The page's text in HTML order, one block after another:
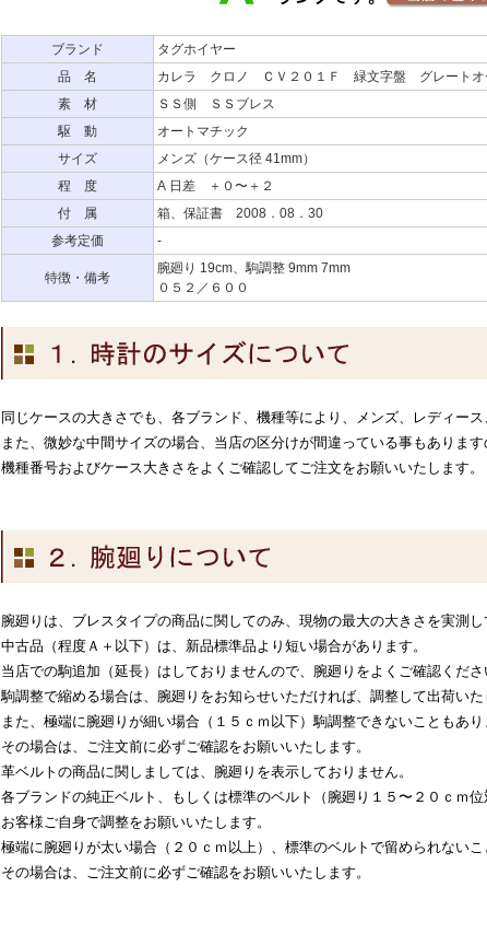
ブランド
タグホイヤー
品 名
カレラ クロノ ＣＶ２０１Ｆ 緑文字盤 グレートオ
素 材
ＳＳ側 ＳＳブレス
駆 動
オートマチック
サイズ
メンズ（ケース径 41mm）
程 度
A 日差 ＋０〜＋２
付 属
箱、保証書 2008．08．30
参考定価
-
特徴・備考
腕廻り 19cm、駒調整 9mm 7mm
０５２／６００
同じケースの大きさでも、各ブランド、機種等により、メンズ、レディース
また、微妙な中間サイズの場合、当店の区分けが間違っている事もあります
機種番号およびケース大きさをよくご確認してご注文をお願いいたします。
腕廻りは、ブレスタイプの商品に関してのみ、現物の最大の大きさを実測し
中古品（程度Ａ＋以下）は、新品標準品より短い場合があります。
当店での駒追加（延長）はしておりませんので、腕廻りをよくご確認くださ
駒調整で縮める場合は、腕廻りをお知らせいただければ、調整して出荷いた
また、極端に腕廻りが細い場合（１５ｃｍ以下）駒調整できないこともあり
その場合は、ご注文前に必ずご確認をお願いいたします。
革ベルトの商品に関しましては、腕廻りを表示しておりません。
各ブランドの純正ベルト、もしくは標準のベルト（腕廻り１５〜２０ｃｍ位
お客様ご自身で調整をお願いいたします。
極端に腕廻りが太い場合（２０ｃｍ以上）、標準のベルトで留められないこ
その場合は、ご注文前に必ずご確認をお願いいたします。